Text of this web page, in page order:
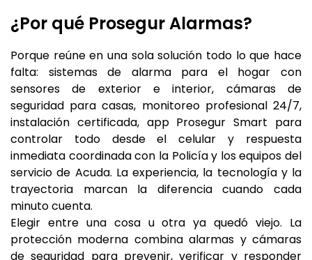
¿Por qué Prosegur Alarmas?
Porque reúne en una sola solución todo lo que hace
falta: sistemas de alarma para el hogar con
sensores de exterior e interior, cámaras de
seguridad para casas, monitoreo profesional 24/7,
instalación certificada, app Prosegur Smart para
controlar todo desde el celular y respuesta
inmediata coordinada con la Policía y los equipos del
servicio de Acuda. La experiencia, la tecnología y la
trayectoria marcan la diferencia cuando cada
minuto cuenta.
Elegir entre una cosa u otra ya quedó viejo. La
protección moderna combina alarmas y cámaras
de seguridad para prevenir, verificar y responder